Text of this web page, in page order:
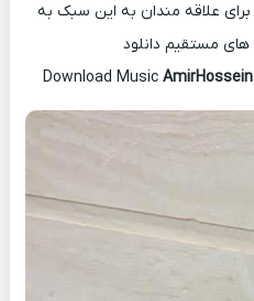
علاقه مندان به این سبک به
مستقیم دانلود